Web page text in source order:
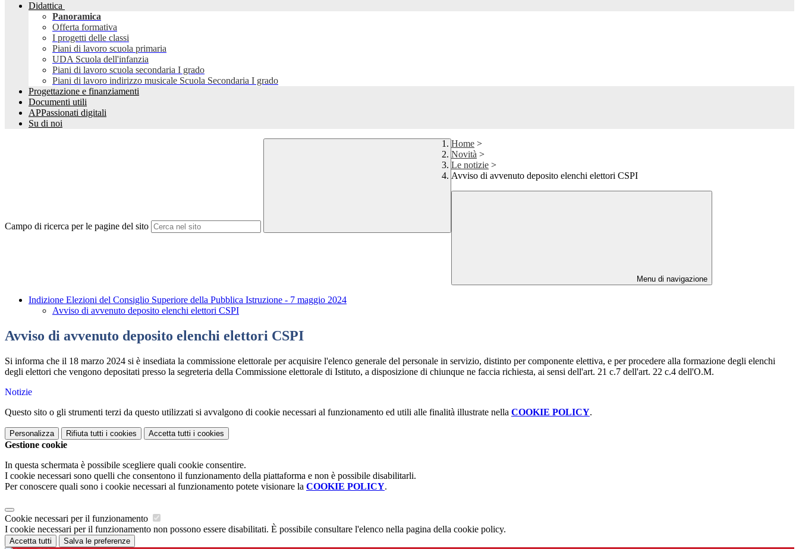
Didattica
Panoramica
Offerta formativa
I progetti delle classi
Piani di lavoro scuola primaria
UDA Scuola dell'infanzia
Piani di lavoro scuola secondaria I grado
Piani di lavoro indirizzo musicale Scuola Secondaria I grado
Progettazione e finanziamenti
Documenti utili
APPassionati digitali
Su di noi
Campo di ricerca per le pagine del sito
Home >
Novità >
Le notizie >
Avviso di avvenuto deposito elenchi elettori CSPI
Menu di navigazione
Indizione Elezioni del Consiglio Superiore della Pubblica Istruzione - 7 maggio 2024
Avviso di avvenuto deposito elenchi elettori CSPI
Avviso di avvenuto deposito elenchi elettori CSPI
Si informa che il 18 marzo 2024 si è insediata la commissione elettorale per acquisire l'elenco generale del personale in servizio, distinto per componente elettiva, e per procedere alla formazione degli elenchi
degli elettori che vengono depositati presso la segreteria della Commissione elettorale di Istituto, a disposizione di chiunque ne faccia richiesta, ai sensi dell'art. 21 c.7 dell'art. 22 c.4 dell'O.M.
Notizie
Questo sito o gli strumenti terzi da questo utilizzati si avvalgono di cookie necessari al funzionamento ed utili alle finalità illustrate nella COOKIE POLICY.
Personalizza Rifiuta tutti i cookies Accetta tutti i cookies
Gestione cookie
In questa schermata è possibile scegliere quali cookie consentire.
I cookie necessari sono quelli che consentono il funzionamento della piattaforma e non è possibile disabilitarli.
Per conoscere quali sono i cookie necessari al funzionamento potete visionare la COOKIE POLICY.
Cookie necessari per il funzionamento
I cookie necessari per il funzionamento non possono essere disabilitati. È possibile consultare l'elenco nella pagina della cookie policy.
Accetta tutti Salva le preferenze